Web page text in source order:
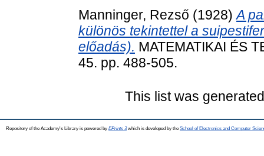
Manninger, Rezső (1928)A
különös tekintettel a
előadás). MATEMATIKAI ÉS
45. pp. 488-505.
This list was
Repository of the Academy's Library is powered by EPrints 3which is developed by the School of Electronics and Computer